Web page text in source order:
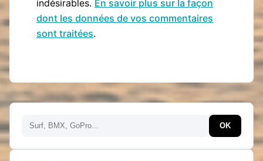
indésirables. En savoir plus sur la façon
dont les données de vos commentaires
sont traitées.
Rechercher OK